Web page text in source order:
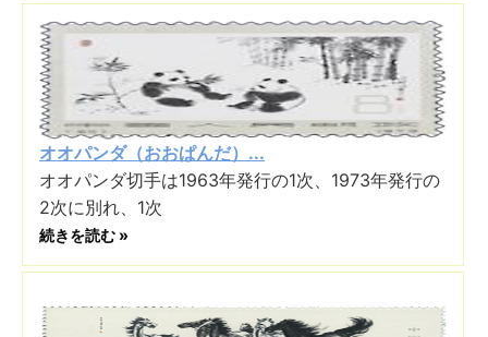
オオパンダ（おおぱんだ）...
オオパンダ切手は1963年発行の1次、1973年発行の
2次に別れ、1次
続きを読む »